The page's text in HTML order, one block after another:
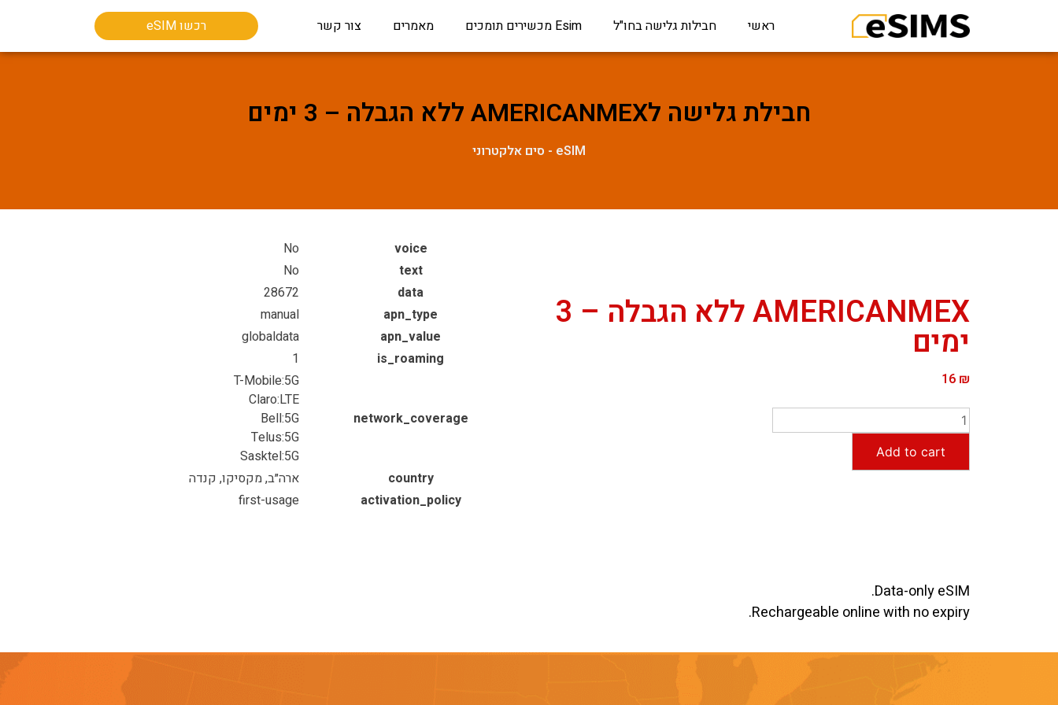
ראשי חבילות גלישה בחו"ל Esim מכשירים תומכים מאמרים צור קשר רכשו eSIM
חבילת גלישה לAMERICANMEX ללא הגבלה – 3 ימים
eSIM - סים אלקטרוני
AMERICANMEX ללא הגבלה – 3
ימים
16 ₪
Add to cart
voice
No
text
No
data
28672
apn_type
manual
apn_value
globaldata
is_roaming
1
network_coverage
T-Mobile:5G
Claro:LTE
Bell:5G
Telus:5G
Sasktel:5G
country
ארה״ב, מקסיקו, קנדה
activation_policy
first-usage
Data-only eSIM.
Rechargeable online with no expiry.